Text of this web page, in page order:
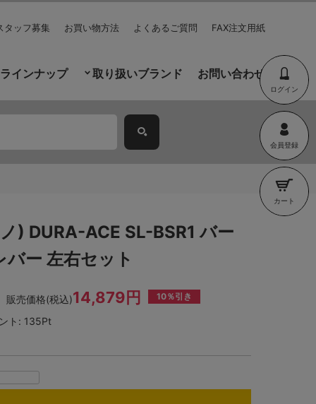
タッフ募集 お買い物方法 よくあるご質問 FAX注文用紙
ログイン
会員登録
カート
インナップ 取り扱いブランド お問い合わせ
) DURA-ACE SL-BSR1 バー
ー 左右セット
販売価格(税込)14,879円 10％引き
ト: 135Pt